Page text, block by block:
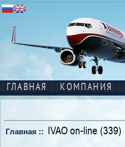
ГЛАВНАЯ КОМПАНИЯ
Главная :: IVAO on-line (339)